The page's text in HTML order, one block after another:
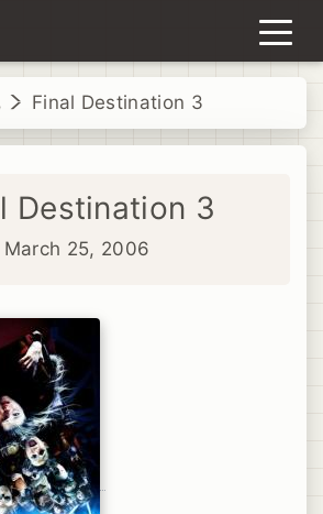
Final Destination 3
Destination 3
March 25, 2006